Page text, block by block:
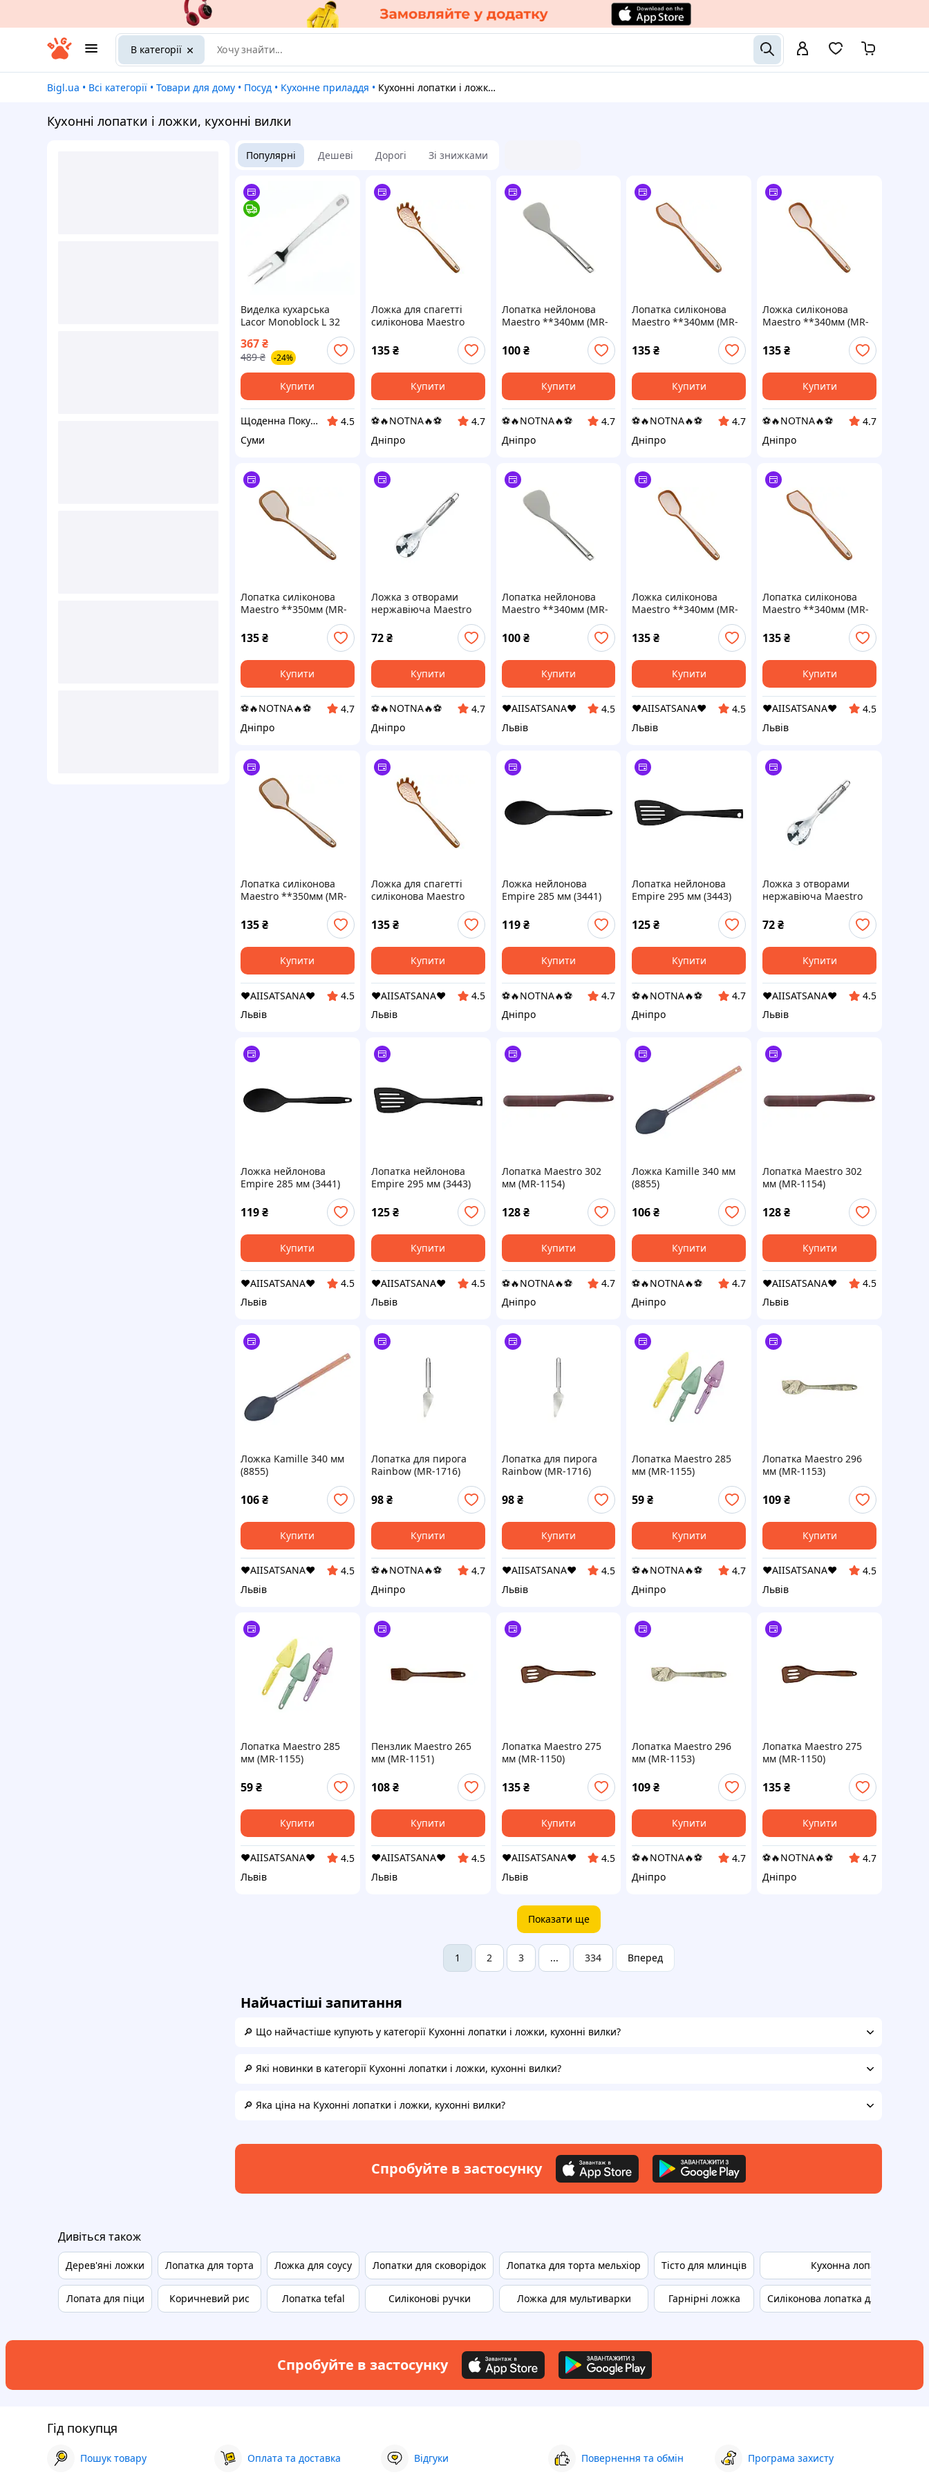
В категорії
Bigl.ua • Всі категорії • Товари для дому • Посуд • Кухонне приладдя • Кухонні лопатки і ложки, кухонні вилки
Кухонні лопатки і ложки, кухонні вилки
Популярні Дешеві Дорогі Зі знижками
Виделка кухарська
Lacor Monoblock L 32
367₴
489 ₴ -24%
Купити
Щоденна Покупка
4.5
Суми
Ложка для спагетті
силіконова Maestro
135₴
Купити
⚽️🔥NOTNA🔥⚽️
4.7
Дніпро
Лопатка нейлонова
Maestro **340мм (MR-
100 ₴
Купити
⚽️🔥NOTNA🔥⚽️
4.7
Дніпро
Лопатка силіконова
Maestro **340мм (MR-
135₴
Купити
⚽️🔥NOTNA🔥⚽️
4.7
Дніпро
Ложка силіконова
Maestro **340мм (MR-
135₴
Купити
⚽️🔥NOTNA🔥⚽️
4.7
Дніпро
Лопатка силіконова
Maestro **350мм (MR-
135₴
Купити
⚽️🔥NOTNA🔥⚽️
4.7
Дніпро
Ложка з отворами
нержавіюча Maestro
72₴
Купити
⚽️🔥NOTNA🔥⚽️
4.7
Дніпро
Лопатка нейлонова
Maestro **340мм (MR-
100 ₴
Купити
❤️AIISATSANA❤️
4.5
Львів
Ложка силіконова
Maestro **340мм (MR-
135₴
Купити
❤️AIISATSANA❤️
4.5
Львів
Лопатка силіконова
Maestro **340мм (MR-
135₴
Купити
❤️AIISATSANA❤️
4.5
Львів
Лопатка силіконова
Maestro **350мм (MR-
135₴
Купити
❤️AIISATSANA❤️
4.5
Львів
Ложка для спагетті
силіконова Maestro
135₴
Купити
❤️AIISATSANA❤️
4.5
Львів
Ложка нейлонова
Empire 285 мм (3441)
119 ₴
Купити
⚽️🔥NOTNA🔥⚽️
4.7
Дніпро
Лопатка нейлонова
Empire 295 мм (3443)
125₴
Купити
⚽️🔥NOTNA🔥⚽️
4.7
Дніпро
Ложка з отворами
нержавіюча Maestro
72₴
Купити
❤️AIISATSANA❤️
4.5
Львів
Ложка нейлонова
Empire 285 мм (3441)
119₴
Купити
❤️AIISATSANA❤️
4.5
Львів
Лопатка нейлонова
Empire 295 мм (3443)
125₴
Купити
❤️AIISATSANA❤️
4.5
Львів
Лопатка Maestro 302
мм (MR-1154)
128 ₴
Купити
⚽️🔥NOTNA🔥⚽️
4.7
Дніпро
Ложка Kamille 340 мм
(8855)
106₴
Купити
⚽️🔥NOTNA🔥⚽️
4.7
Дніпро
Лопатка Maestro 302
мм (MR-1154)
128₴
Купити
❤️AIISATSANA❤️
4.5
Львів
Ложка Kamille 340 мм
(8855)
106₴
Купити
❤️AIISATSANA❤️
4.5
Львів
Лопатка для пирога
Rainbow (MR-1716)
98₴
Купити
⚽️🔥NOTNA🔥⚽️
4.7
Дніпро
Лопатка для пирога
Rainbow (MR-1716)
98 ₴
Купити
❤️AIISATSANA❤️
4.5
Львів
Лопатка Maestro 285
мм (MR-1155)
59₴
Купити
⚽️🔥NOTNA🔥⚽️
4.7
Дніпро
Лопатка Maestro 296
мм (MR-1153)
109₴
Купити
❤️AIISATSANA❤️
4.5
Львів
Лопатка Maestro 285
мм (MR-1155)
59₴
Купити
❤️AIISATSANA❤️
4.5
Львів
Пензлик Maestro 265
мм (MR-1151)
108₴
Купити
❤️AIISATSANA❤️
4.5
Львів
Лопатка Maestro 275
мм (MR-1150)
135 ₴
Купити
❤️AIISATSANA❤️
4.5
Львів
Лопатка Maestro 296
мм (MR-1153)
109₴
Купити
⚽️🔥NOTNA🔥⚽️
4.7
Дніпро
Лопатка Maestro 275
мм (MR-1150)
135₴
Купити
⚽️🔥NOTNA🔥⚽️
4.7
Дніпро
Показати ще
1 2 3 ... 334 Вперед
Найчастіші запитання
🔎 Що найчастіше купують у категорії Кухонні лопатки і ложки, кухонні вилки?
🔎 Які новинки в категорії Кухонні лопатки і ложки, кухонні вилки?
🔎 Яка ціна на Кухонні лопатки і ложки, кухонні вилки?
Спробуйте в застосунку
Дивіться також
Дерев'яні ложки
Лопата для піци
Лопатка для торта
Коричневий рис
Ложка для соусу
Лопатка tefal
Лопатки для сковорідок
Силіконові ручки
Лопатка для торта мельхіор
Ложка для мультиварки
Тісто для млинців
Гарнірні ложка
Кухонна лопатка
Силіконова лопатка для
Спробуйте в застосунку
Гід покупця
Пошук товару Оплата та доставка Відгуки Повернення та обмін Програма захисту